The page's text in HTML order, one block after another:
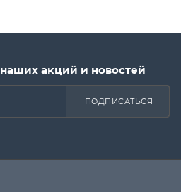
наших акций и новостей
ПОДПИСАТЬСЯ